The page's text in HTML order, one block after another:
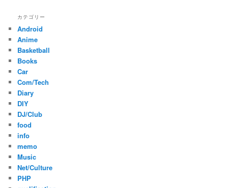
カテゴリー
Android
Anime
Basketball
Books
Car
Com/Tech
Diary
DIY
DJ/Club
food
info
memo
Music
Net/Culture
PHP